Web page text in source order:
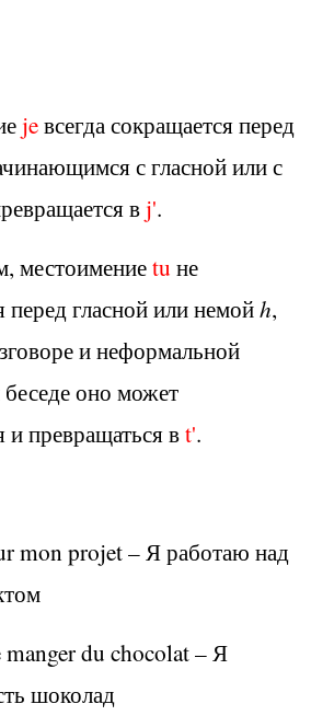
jeвсегда сокращается перед
с гласной или с
вj'.
местоимениеtu не
перед гласной или немойh,
и неформальной
оно может
и превращаться вt'.
mon projet – Я работаю над
manger du chocolat – Я
шоколад